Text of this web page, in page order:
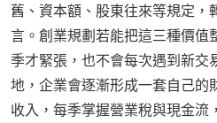
舊、資本額、股東往來等規定，
言。創業規劃若能把這三種價值
季才緊張，也不會每次遇到新交
地，企業會逐漸形成一套自己的
收入，每季掌握營業稅與現金流